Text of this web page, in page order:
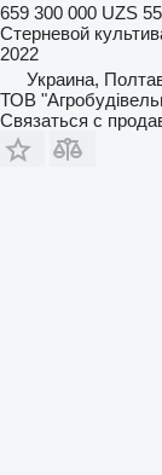
659 300 000 UZS
Стерневой
2022
Украина,
ТОВ
Связаться с